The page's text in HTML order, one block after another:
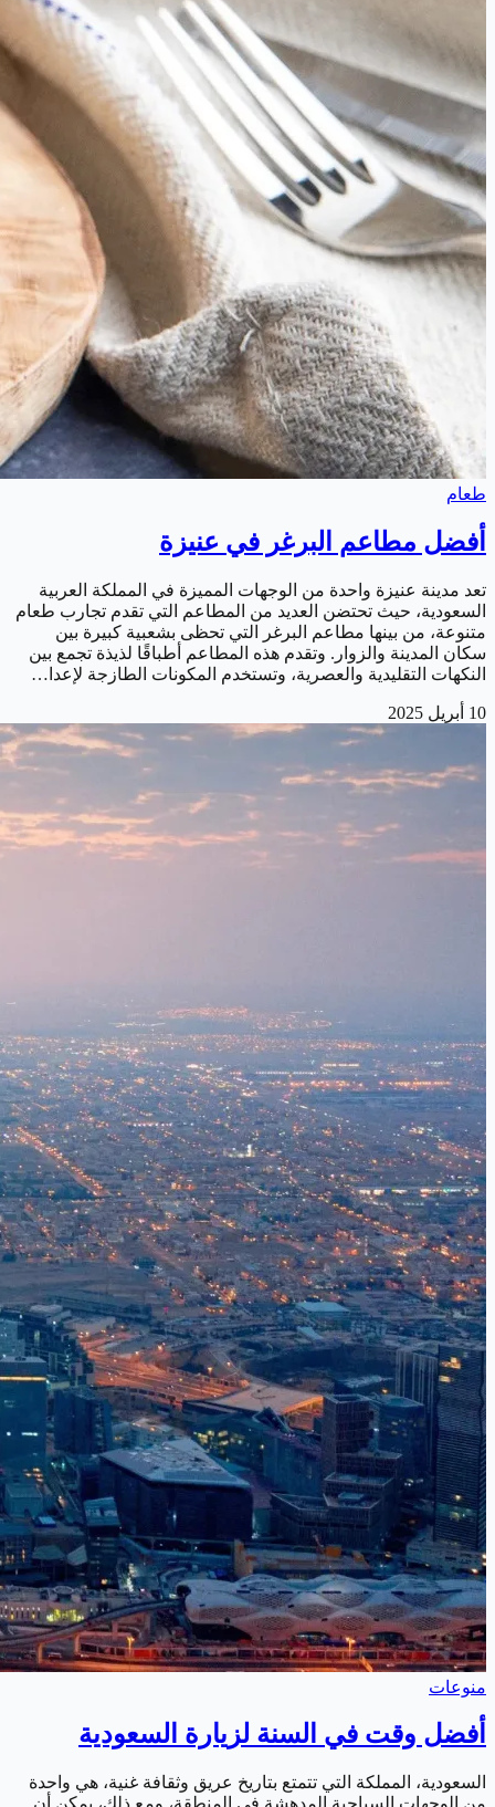
طعام
أفضل مطاعم البرغر في عنيزة
تعد مدينة عنيزة واحدة من الوجهات المميزة في المملكة العربية
السعودية، حيث تحتضن العديد من المطاعم التي تقدم تجارب طعام
متنوعة، من بينها مطاعم البرغر التي تحظى بشعبية كبيرة بين
سكان المدينة والزوار. وتقدم هذه المطاعم أطباقًا لذيذة تجمع بين
النكهات التقليدية والعصرية، وتستخدم المكونات الطازجة لإعدا…
10 أبريل 2025
منوعات
أفضل وقت في السنة لزيارة السعودية
السعودية، المملكة التي تتمتع بتاريخ عريق وثقافة غنية، هي واحدة